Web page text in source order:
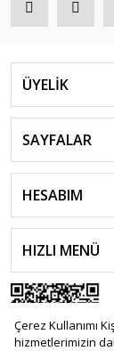
Çerez Kullanımı
hizmetlerimizin
ÜYELİK
SAYFALAR
HESABIM
HIZLI MENÜ